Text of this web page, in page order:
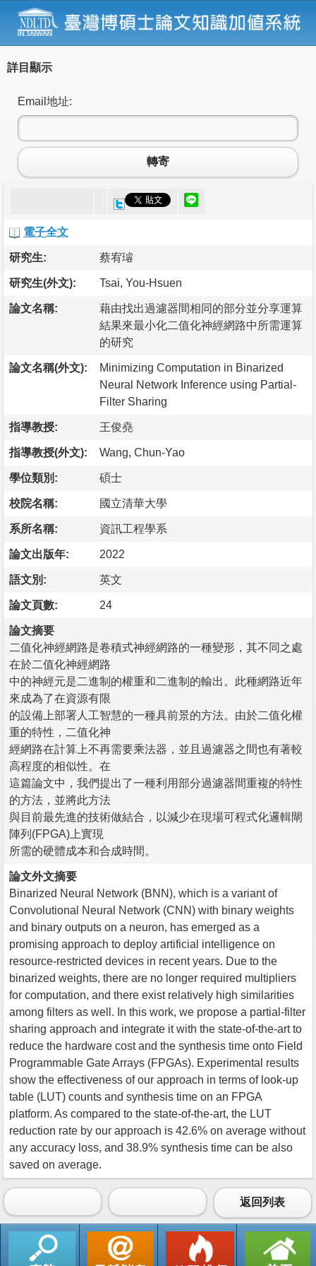
詳目顯示
Email地址:
轉寄
電子全文
研究生: 蔡宥璿
研究生(外文): Tsai, You-Hsuen
論文名稱:
藉由找出過濾器間相同的部分並分享運算
結果來最小化二值化神經網路中所需運算
的研究
論文名稱(外文):
Minimizing Computation in Binarized
Neural Network Inference using Partial-
Filter Sharing
指導教授: 王俊堯
指導教授(外文): Wang, Chun-Yao
學位類別: 碩士
校院名稱: 國立清華大學
系所名稱: 資訊工程學系
論文出版年: 2022
語文別: 英文
論文頁數: 24
論文摘要
二值化神經網路是卷積式神經網路的一種變形，其不同之處
在於二值化神經網路
中的神經元是二進制的權重和二進制的輸出。此種網路近年
來成為了在資源有限
的設備上部署人工智慧的一種具前景的方法。由於二值化權
重的特性，二值化神
經網路在計算上不再需要乘法器，並且過濾器之間也有著較
高程度的相似性。在
這篇論文中，我們提出了一種利用部分過濾器間重複的特性
的方法，並將此方法
與目前最先進的技術做結合，以減少在現場可程式化邏輯閘
陣列(FPGA)上實現
所需的硬體成本和合成時間。
論文外文摘要
Binarized Neural Network (BNN), which is a variant of
Convolutional Neural Network (CNN) with binary weights
and binary outputs on a neuron, has emerged as a
promising approach to deploy artificial intelligence on
resource-restricted devices in recent years. Due to the
binarized weights, there are no longer required multipliers
for computation, and there exist relatively high similarities
among filters as well. In this work, we propose a partial-filter
sharing approach and integrate it with the state-of-the-art to
reduce the hardware cost and the synthesis time onto Field
Programmable Gate Arrays (FPGAs). Experimental results
show the effectiveness of our approach in terms of look-up
table (LUT) counts and synthesis time on an FPGA
platform. As compared to the state-of-the-art, the LUT
reduction rate by our approach is 42.6% on average without
any accuracy loss, and 38.9% synthesis time can be also
saved on average.
返回列表